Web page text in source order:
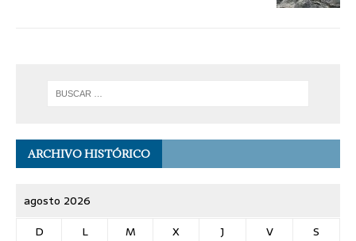
ARCHIVO HISTÓRICO
agosto 2026
D
L M X J V
S